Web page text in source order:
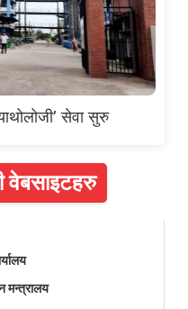
सेवा सुरु
वेबसाइटहरु
मन्त्रालय